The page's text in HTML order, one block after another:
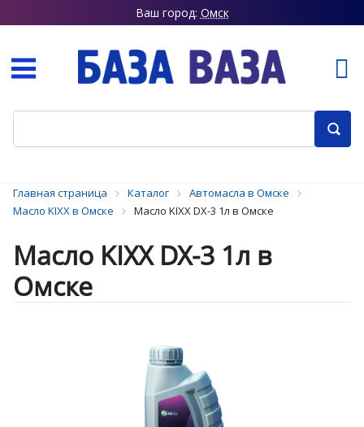
Ваш город: Омск
Главная страница Каталог
Автомасла в Омске
Масло KIXX в Омске
Масло KIXX DX-3 1л в Омске
Масло KIXX DX-3 1л в
Омске